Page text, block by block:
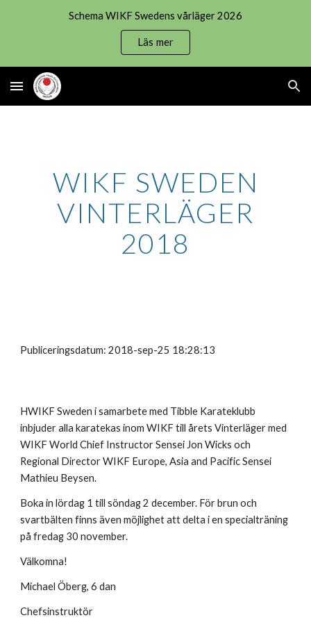
Schema WIKF Swedens vårläger 2026
Läs mer
WIKF SWEDEN
VINTERLÄGER
2018
Publiceringsdatum: 2018-sep-25 18:28:13
HWIKF Sweden i samarbete med Tibble Karateklubb
inbjuder alla karatekas inom WIKF till årets Vinterläger med
WIKF World Chief Instructor Sensei Jon Wicks och
Regional Director WIKF Europe, Asia and Pacific Sensei
Mathieu Beysen.
Boka in lördag 1 till söndag 2 december. För brun och
svartbälten finns även möjlighet att delta i en specialträning
på fredag 30 november.
Välkomna!
Michael Öberg, 6 dan
Chefsinstruktör